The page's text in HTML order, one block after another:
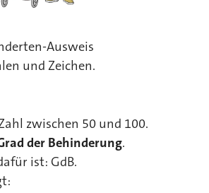
Ausweis
und Zeichen.
zwischen 50 und 100.
der Behinderung.
ist: GdB.